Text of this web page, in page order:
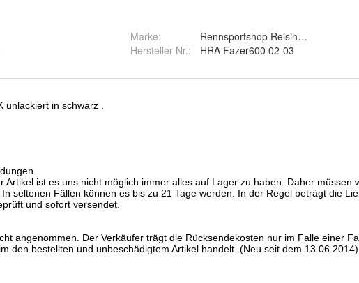
Marke:
Rennsportshop Reisinger
Hersteller Nr.:
HRA Fazer600 02-03